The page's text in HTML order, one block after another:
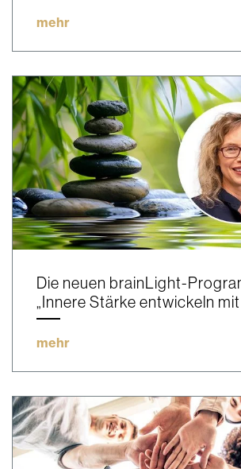
mehr
Die neuen brainLight-
„Innere Stärke entwickeln mit
mehr